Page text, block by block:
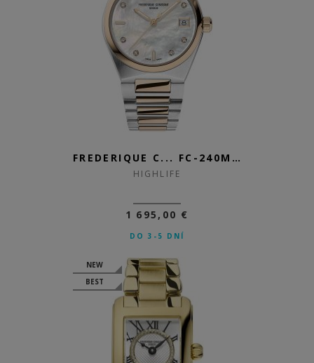
FREDERIQUE C... FC-240MPWD2N...
HIGHLIFE
1 695,00 €
DO 3-5 DNÍ
NEW
BEST